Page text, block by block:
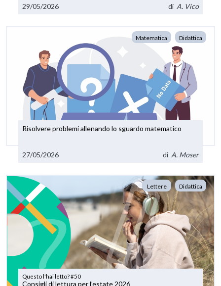
29/05/2026 di A. Vico
Matematica Didattica
Risolvere problemi allenando lo sguardo matematico
27/05/2026 di A. Moser
Lettere Didattica
Questo l'hai letto? #50
Consigli di lettura per l’estate 2026